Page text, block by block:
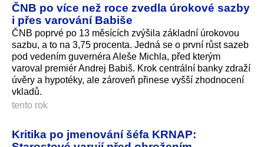
ČNB po více než roce zvedla úrokové sazby
i přes varování Babiše
ČNB poprvé po 13 měsících zvýšila základní úrokovou
sazbu, a to na 3,75 procenta. Jedná se o první růst sazeb
pod vedením guvernéra Aleše Michla, před kterým
varoval premiér Andrej Babiš. Krok centrální banky zdraží
úvěry a hypotéky, ale zároveň přinese vyšší zhodnocení
vkladů.
tento rok
Kritika po jmenování šéfa KRNAP: